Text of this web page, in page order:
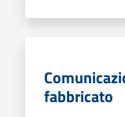
fabbricato